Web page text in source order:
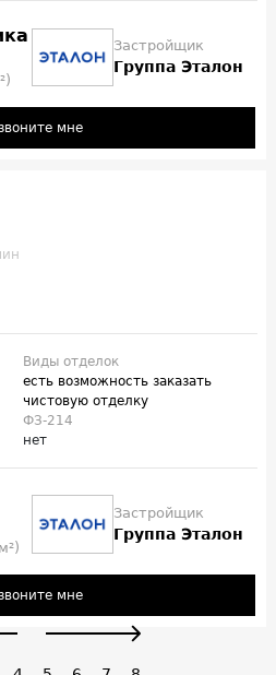
Застройщик
Группа Эталон
мне
Виды отделок
есть возможность заказать
чистовую отделку
ФЗ-214
нет
Застройщик
Группа Эталон
мне